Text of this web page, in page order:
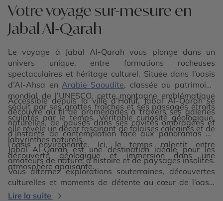
Votre voyage sur-mesure en
Jabal Al‑Qarah
Le voyage à Jabal Al-Qarah vous plonge dans un
univers unique, entre formations rocheuses
spectaculaires et héritage culturel. Située dans l’oasis
d’Al-Ahsa en Arabie Saoudite, classée au patrimoine
mondial de l’UNESCO, cette montagne emblématique
séduit par ses grottes fraîches et ses passages étroits
sculptés par le temps. Véritable curiosité géologique,
elle révèle un décor fascinant de falaises calcaires et de
labyrinthes naturels.
Accessible depuis la ville d’Hofuf, Jabal Al-Qarah se
découvre au fil de promenades à travers ses galeries
naturelles, de pauses dans ses cavités ombragées et
d’instants de contemplation face aux panoramas de
l’oasis environnante. Ici, le temps ralentit entre
découverte géologique et immersion dans une
atmosphère apaisante.
Jabal Al-Qarah est une destination idéale pour les
amateurs de nature, d’histoire et de paysages insolites.
Vous alternez explorations souterraines, découvertes
culturelles et moments de détente au cœur de l’oasis
d’Al-Ahsa.
Lire la suite